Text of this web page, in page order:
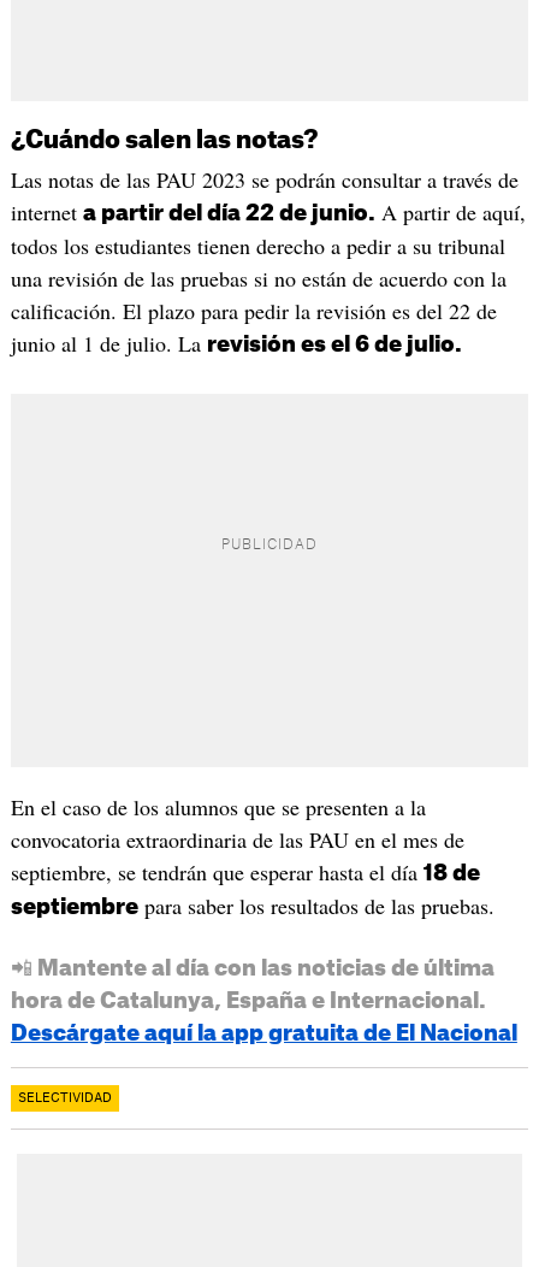
¿Cuándo salen las notas?
Las notas de las PAU 2023 se podrán consultar a través de
internet a partir del día 22 de junio. A partir de aquí,
todos los estudiantes tienen derecho a pedir a su tribunal
una revisión de las pruebas si no están de acuerdo con la
calificación. El plazo para pedir la revisión es del 22 de
junio al 1 de julio. La revisión es el 6 de julio.
En el caso de los alumnos que se presenten a la
convocatoria extraordinaria de las PAU en el mes de
septiembre, se tendrán que esperar hasta el día 18 de
septiembrepara saber los resultados de las pruebas.
📲 Mantente al día con las noticias de última
hora de Catalunya, España e Internacional.
Descárgate aquí la app gratuita de El Nacional
SELECTIVIDAD